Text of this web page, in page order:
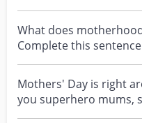
What does
Complete this
_____
Mothers' Day is right
you superhero mums,
what motherh...